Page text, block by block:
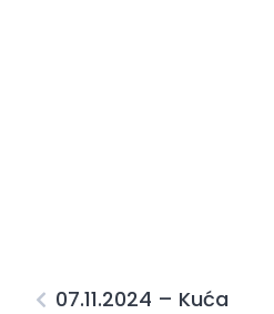
07.11.2024 – Kuća